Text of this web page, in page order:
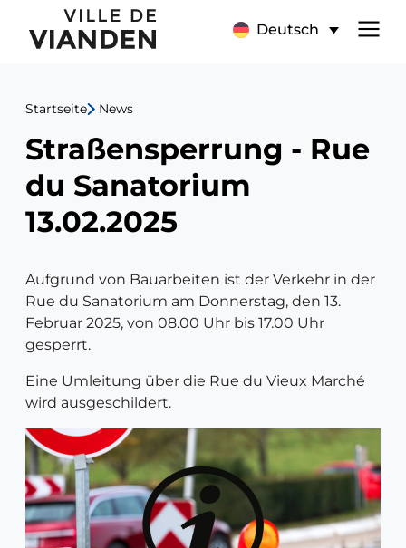
Straßensperrung
Rue
du
Sanatorium
13.02.2025
Deutsch
Hauptnavigationsmenü
Startseite News
Straßensperrung - Rue
du Sanatorium
13.02.2025
Aufgrund von Bauarbeiten ist der Verkehr in der
Rue du Sanatorium am Donnerstag, den 13.
Februar 2025, von 08.00 Uhr bis 17.00 Uhr
gesperrt.
Eine Umleitung über die Rue du Vieux Marché
wird ausgeschildert.